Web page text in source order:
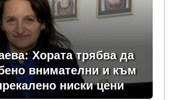
Хората трябва да
внимателни и към
ниски цени